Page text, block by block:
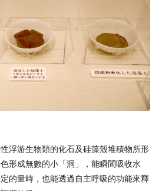
浮游生物類的化石及硅藻殼堆積物所形
形成無數的小「洞」，能瞬間吸收水
的量時，也能透過自主呼吸的功能來釋